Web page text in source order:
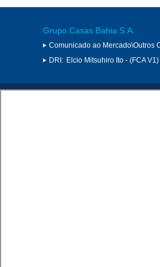
Grupo Casas Bahia S.A.
Comunicado ao Mercado\Outros
DRI: Elcio Mitsuhiro Ito - (FCA V1)